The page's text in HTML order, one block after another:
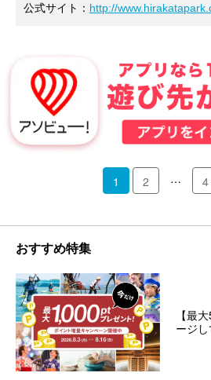
公式サイト： http://
1 2 … 4
おすすめ特集
【最
ージ